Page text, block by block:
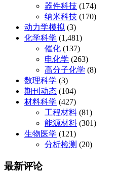
器件科技 (174)
纳米科技 (170)
动力学模拟 (3)
化学科学 (1,481)
催化 (137)
电化学 (263)
高分子化学 (8)
数理科学 (3)
期刊动态 (104)
材料科学 (427)
工程材料 (81)
能源材料 (301)
生物医学 (121)
分析检测 (20)
最新评论